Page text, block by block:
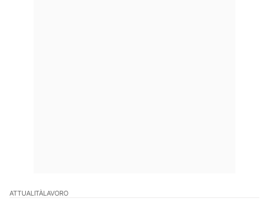
ATTUALITÀLAVORO